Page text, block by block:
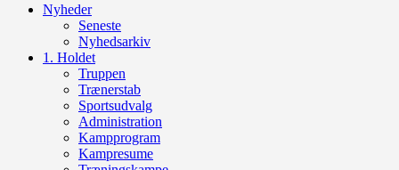
Nyheder
Seneste
Nyhedsarkiv
1. Holdet
Truppen
Trænerstab
Sportsudvalg
Administration
Kampprogram
Kampresume